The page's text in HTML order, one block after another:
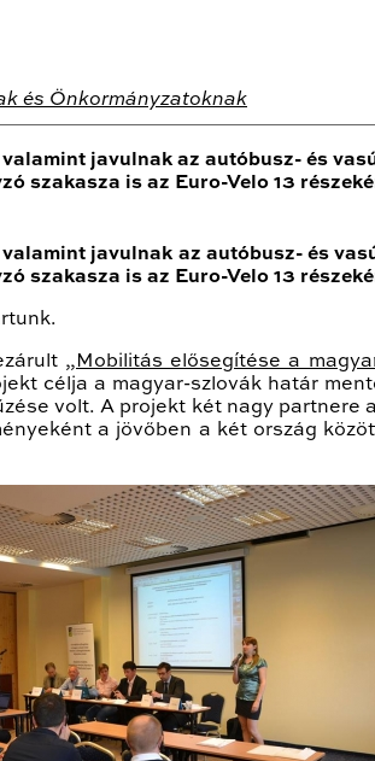
és Önkormányzatoknak
javulnak az autóbusz- és
szakasza is az Euro-Velo 13
javulnak az autóbusz- és
szakasza is az Euro-Velo 13
„Mobilitás elősegítése a
célja a magyar-szlovák határ
volt. A projekt két nagy partnere
a jövőben a két ország